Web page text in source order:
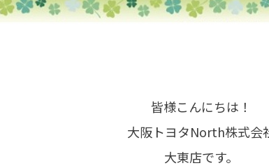
皆様こんにちは！
大阪トヨタNorth株式会
大東店です。